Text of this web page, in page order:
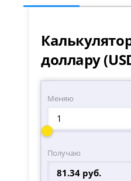
доллару
Меняю
Получаю